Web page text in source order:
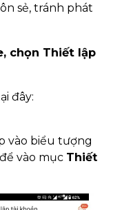
sẻ, tránh phát
chọn Thiết lập
đây:
vào biểu tượng
vào mục Thiết